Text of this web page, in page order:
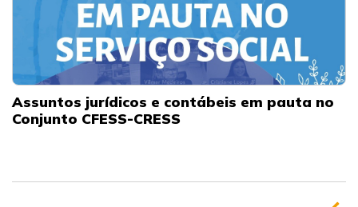
Assuntos jurídicos e contábeis em pauta no
Conjunto CFESS-CRESS